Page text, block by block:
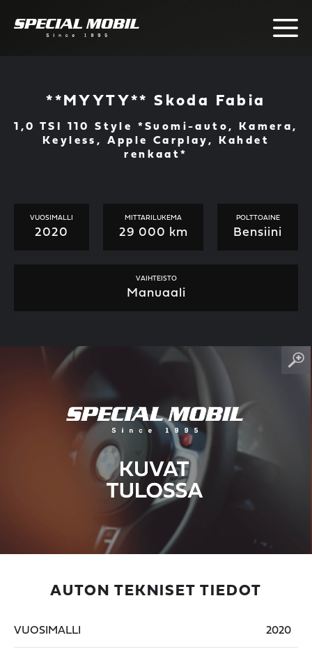
**MYYTY** Skoda Fabia
1,0 TSI 110 Style *Suomi-auto, Kamera,
Keyless, Apple Carplay, Kahdet
renkaat*
VUOSIMALLI
2020
MITTARILUKEMA
29 000 km
POLTTOAINE
Bensiini
VAIHTEISTO
Manuaali
AUTON TEKNISET TIEDOT
VUOSIMALLI 2020